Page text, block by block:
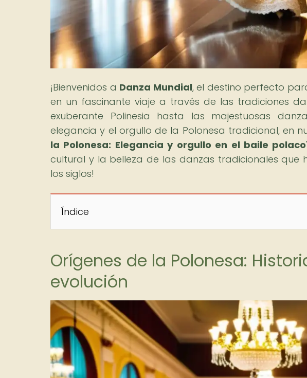
¡Bienvenidos a Danza Mundial, el destino perfecto
en un fascinante viaje a través de las tradiciones
exuberante Polinesia hasta las majestuosas
elegancia y el orgullo de la Polonesa tradicional, en
la Polonesa: Elegancia y orgullo en el baile polaco
cultural y la belleza de las danzas tradicionales
los siglos!
Índice
Orígenes de la Polonesa:
evolución